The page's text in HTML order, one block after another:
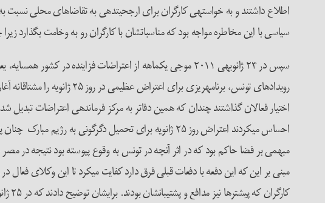
اطلاع داشتند و به خواسته­ی کارگران برای ارجحیت­دهی به تقاضاهای محلی نسبت
سیاسی با این مخاطره مواجه بود که مناسبات­شان با کارگران رو به وخامت
سپس در ۲۴ ژانویه­ی ۲۰۱۱ موجی یک­ماهه از اعتراضات
رویدادهای تونس،
اختیار فعالان گذاشتند چندان که همین دفاتر به مرکز فرماندهی اعتراضات تبدیل
احساس می­کردند اعتراض روز ۲۵ ژانویه برای تحمیل
مبهمی بر فضا حاکم بود که در اثر آنچه در تونس به وقوع پیوسته بود نتیجه در
مبنی بر این که این دفعه با دفعات قبلی فرق دارد کفایت می­کرد تا این وکلای